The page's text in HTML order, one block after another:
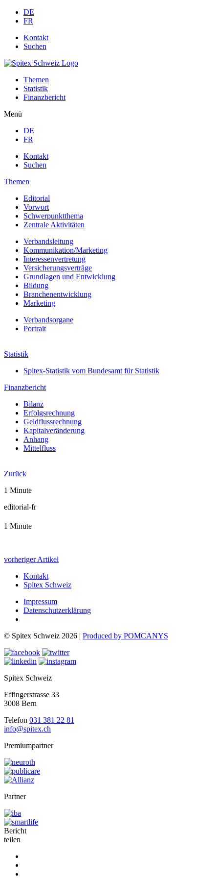
DE
FR
Kontakt
Suchen
Themen
Statistik
Finanzbericht
Menü
DE
FR
Kontakt
Suchen
Themen
Editorial
Vorwort
Schwerpunktthema
Zentrale Aktivitäten
Verbandsleitung
Kommunikation/Marketing
Interessenvertretung
Versicherungsverträge
Grundlagen und Entwicklung
Bildung
Branchenentwicklung
Marketing
Verbands­organe
Portrait
Statistik
Spitex-Statistik vom Bundesamt für Statistik
Finanzbericht
Bilanz
Erfolgs­rechnung
Geldfluss­rechnung
Kapital­veränderung
Anhang
Mittelfluss
Zurück
1 Minute
editorial-fr
1 Minute
vorheriger Artikel
Kontakt
Spitex Schweiz
Impressum
Datenschutzerklärung
© Spitex Schweiz 2026 | Produced by POMCANYS
Spitex Schweiz
Effingerstrasse 33
3008 Bern
Telefon 031 381 22 81
info@spitex.ch
Premiumpartner
Partner
Bericht
teilen